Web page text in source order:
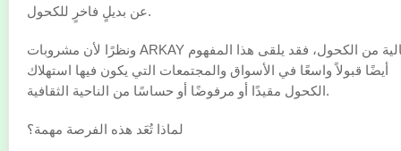
عن بديلٍ فاخرٍ للكحول.
ونظرًا لأن مشروبات ARKAY خالية من الكحول، فقد يلقى هذا المفهوم
أيضًا قبولاً واسعًا في الأسواق والمجتمعات التي يكون فيها استهلاك
الكحول مقيدًا أو مرفوضًا أو حساسًا من الناحية الثقافية.
لماذا تُعَد هذه الفرصة مهمة؟